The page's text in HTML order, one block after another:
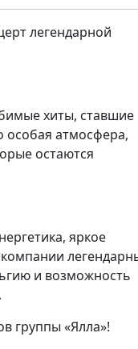
легендарной
хиты, ставшие
особая атмосфера,
остаются
яркое
и возможность
группы «Ялла»!